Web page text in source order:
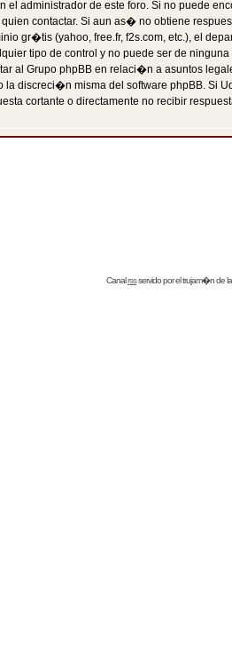
el administrador de este foro. Si no puede
quien contactar. Si aun as� no obtiene
gr�tis (yahoo, free.fr, f2s.com, etc.), el
tipo de control y no puede ser de
al Grupo phpBB en relaci�n a asuntos
la discreci�n misma del software phpBB. Si
cortante o directamente no recibir
Canalrssservido por eltrujam�nde